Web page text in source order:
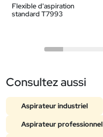
Flexible d'aspiration
standard T7993
Consultez aussi
Aspirateur industriel
Aspirateur professionnel